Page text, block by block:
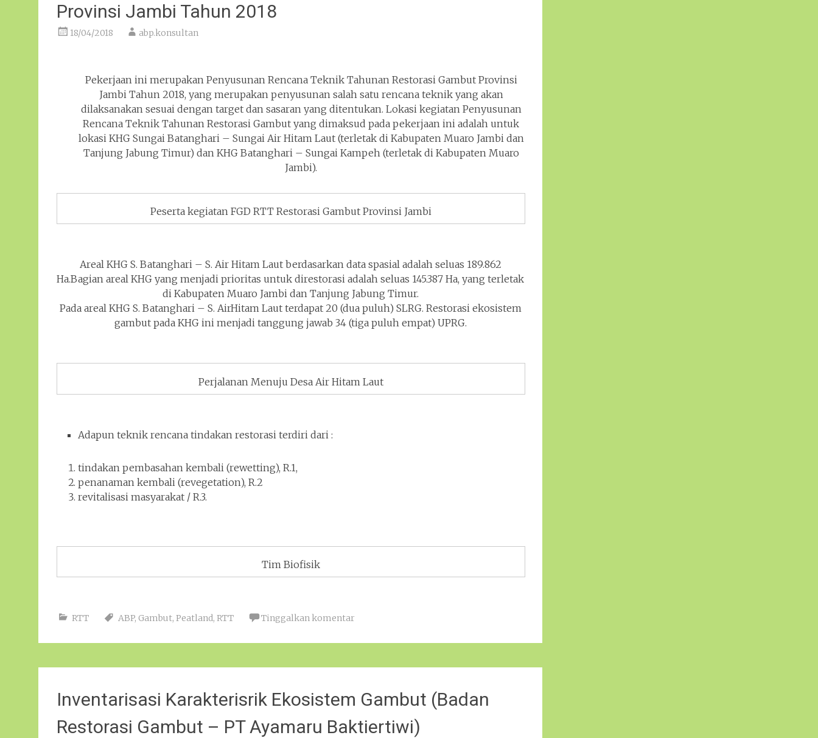
Provinsi Jambi Tahun 2018
18/04/2018 abp.konsultan
Pekerjaan ini merupakan Penyusunan Rencana Teknik Tahunan Restorasi Gambut Provinsi
Jambi Tahun 2018, yang merupakan penyusunan salah satu rencana teknik yang akan
dilaksanakan sesuai dengan target dan sasaran yang ditentukan. Lokasi kegiatan Penyusunan
Rencana Teknik Tahunan Restorasi Gambut yang dimaksud pada pekerjaan ini adalah untuk
lokasi KHG Sungai Batanghari – Sungai Air Hitam Laut (terletak di Kabupaten Muaro Jambi dan
Tanjung Jabung Timur) dan KHG Batanghari – Sungai Kampeh (terletak di Kabupaten Muaro
Jambi).
Peserta kegiatan FGD RTT Restorasi Gambut Provinsi Jambi
Areal KHG S. Batanghari – S. Air Hitam Laut berdasarkan data spasial adalah seluas 189.862
Ha.Bagian areal KHG yang menjadi prioritas untuk direstorasi adalah seluas 145.387 Ha, yang terletak
di Kabupaten Muaro Jambi dan Tanjung Jabung Timur.
Pada areal KHG S. Batanghari – S. AirHitam Laut terdapat 20 (dua puluh) SLRG. Restorasi ekosistem
gambut pada KHG ini menjadi tanggung jawab 34 (tiga puluh empat) UPRG.
Perjalanan Menuju Desa Air Hitam Laut
Adapun teknik rencana tindakan restorasi terdiri dari :
tindakan pembasahan kembali (rewetting), R.1,
penanaman kembali (revegetation), R.2
revitalisasi masyarakat / R.3.
Tim Biofisik
RTT ABP, Gambut, Peatland, RTT Tinggalkan komentar
Inventarisasi Karakterisrik Ekosistem Gambut (Badan
Restorasi Gambut – PT Ayamaru Baktiertiwi)